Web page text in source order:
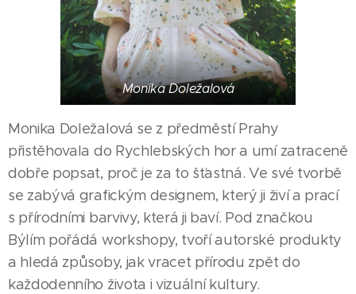
Monika Doležalová
Monika Doležalová se z předměstí Prahy
přistěhovala do Rychlebských hor a umí zatraceně
dobře popsat, proč je za to šťastná. Ve své tvorbě
se zabývá grafickým designem, který ji živí a prací
s přírodními barvivy, která ji baví. Pod značkou
Býlím pořádá workshopy, tvoří autorské produkty
a hledá způsoby, jak vracet přírodu zpět do
každodenního života i vizuální kultury.